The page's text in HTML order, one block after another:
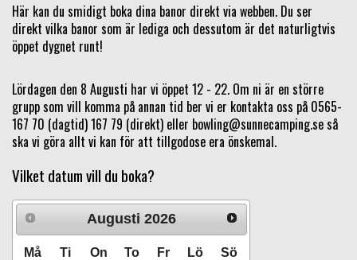
Här kan du smidigt boka dina banor direkt via webben. Du ser
direkt vilka banor som är lediga och dessutom är det naturligtvis
öppet dygnet runt!
Lördagen den 8 Augusti har vi öppet 12 - 22. Om ni är en större
grupp som vill komma på annan tid ber vi er kontakta oss på 0565-
167 70 (dagtid) 167 79 (direkt) eller bowling@sunnecamping.seså
ska vi göra allt vi kan för att tillgodose era önskemal.
Vilket datum vill du boka?
Augusti 2026
Må Ti On To Fr Lö Sö